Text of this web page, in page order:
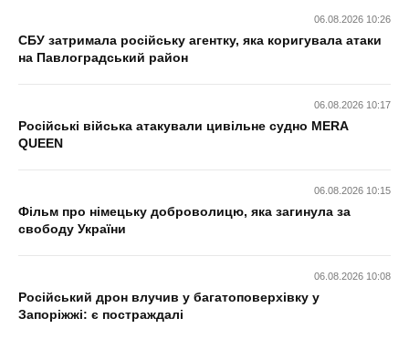
06.08.2026 10:26
СБУ затримала російську агентку, яка коригувала атаки
на Павлоградський район
06.08.2026 10:17
Російські війська атакували цивільне судно MERA
QUEEN
06.08.2026 10:15
Фільм про німецьку доброволицю, яка загинула за
свободу України
06.08.2026 10:08
Російський дрон влучив у багатоповерхівку у
Запоріжжі: є постраждалі